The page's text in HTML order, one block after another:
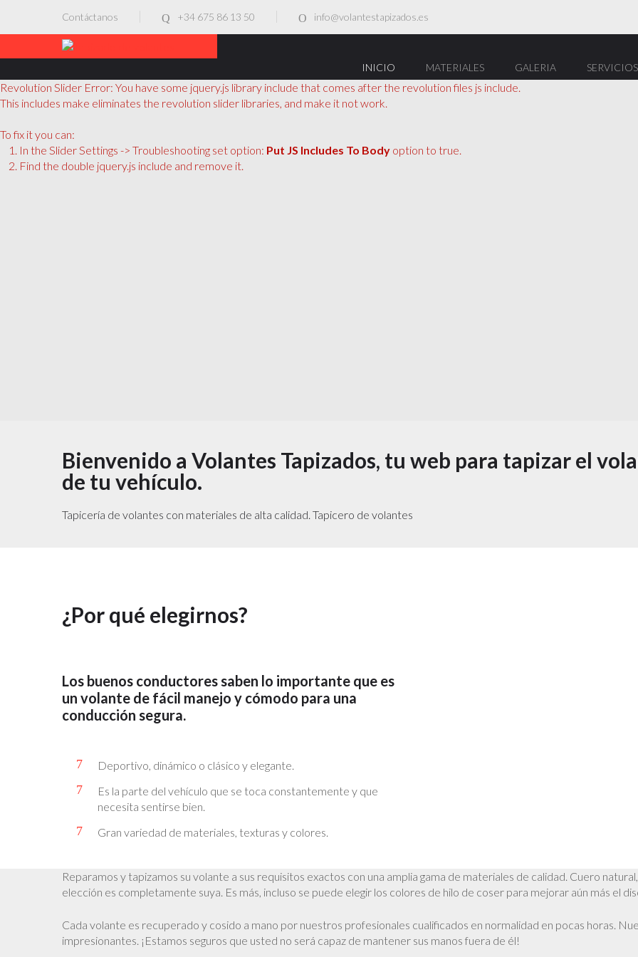
Contáctanos +34 675 86 13 50 info@volantestapizados.es
INICIO MATERIALES GALERIA SERVICIOS
Revolution Slider Error: You have some jquery.js library include that comes after the revolution files js include.
This includes make eliminates the revolution slider libraries, and make it not work.
To fix it you can:
1. In the Slider Settings -> Troubleshooting set option: Put JS Includes To Body option to true.
2. Find the double jquery.js include and remove it.
Bienvenido a Volantes Tapizados, tu web para tapizar el
de tu vehículo.
Tapicería de volantes con materiales de alta calidad. Tapicero de volantes
¿Por qué elegirnos?
Los buenos conductores saben lo importante que es
un volante de fácil manejo y cómodo para una
conducción segura.
Deportivo, dinámico o clásico y elegante.
Es la parte del vehículo que se toca constantemente y que
necesita sentirse bien.
Gran variedad de materiales, texturas y colores.
Reparamos y tapizamos su volante a sus requisitos exactos con una amplia gama de materiales de calidad. Cuero
elección es completamente suya. Es más, incluso se puede elegir los colores de hilo de coser para mejorar aún más el
Cada volante es recuperado y cosido a mano por nuestros profesionales cualificados en normalidad en pocas horas.
impresionantes. ¡Estamos seguros que usted no será capaz de mantener sus manos fuera de él!